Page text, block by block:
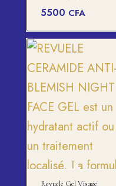
5500 CFA
Revuele Gel Visage